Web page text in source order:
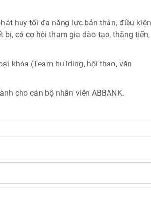
huy tối đa năng lực bản thân, điều kiện
bị, có cơ hội tham gia đào tạo, thăng tiến,
khóa (Team building, hội thao, văn
cho cán bộ nhân viên ABBANK.